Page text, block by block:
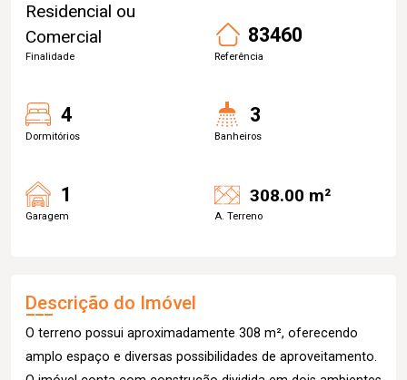
Residencial ou
Comercial
Finalidade
83460
Referência
4
Dormitórios
3
Banheiros
1
Garagem
308.00 m²
A. Terreno
Descrição do Imóvel
O terreno possui aproximadamente 308 m², oferecendo
amplo espaço e diversas possibilidades de aproveitamento.